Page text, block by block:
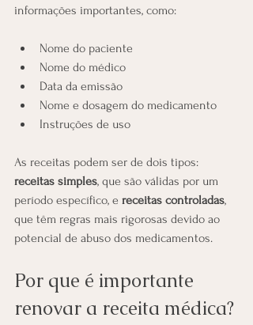
informações importantes, como:
Nome do paciente
Nome do médico
Data da emissão
Nome e dosagem do medicamento
Instruções de uso
As receitas podem ser de dois tipos:
receitas simples, que são válidas por um
período específico, e receitas controladas,
que têm regras mais rigorosas devido ao
potencial de abuso dos medicamentos.
Por que é importante
renovar a receita médica?